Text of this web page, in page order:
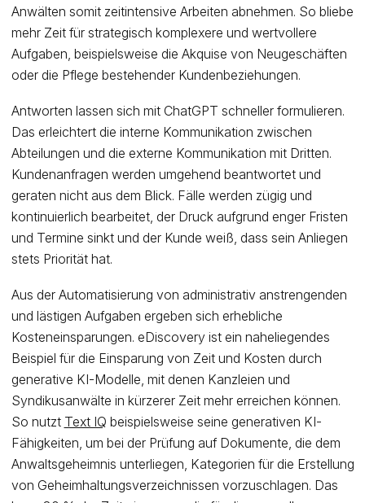
Anwälten somit zeitintensive Arbeiten abnehmen. So bliebe
mehr Zeit für strategisch komplexere und wertvollere
Aufgaben, beispielsweise die Akquise von Neugeschäften
oder die Pflege bestehender Kundenbeziehungen.
Antworten lassen sich mit ChatGPT schneller formulieren.
Das erleichtert die interne Kommunikation zwischen
Abteilungen und die externe Kommunikation mit Dritten.
Kundenanfragen werden umgehend beantwortet und
geraten nicht aus dem Blick. Fälle werden zügig und
kontinuierlich bearbeitet, der Druck aufgrund enger Fristen
und Termine sinkt und der Kunde weiß, dass sein Anliegen
stets Priorität hat.
Aus der Automatisierung von administrativ anstrengenden
und lästigen Aufgaben ergeben sich erhebliche
Kosteneinsparungen. eDiscovery ist ein naheliegendes
Beispiel für die Einsparung von Zeit und Kosten durch
generative KI-Modelle, mit denen Kanzleien und
Syndikusanwälte in kürzerer Zeit mehr erreichen können.
So nutzt Text IQ beispielsweise seine generativen KI-
Fähigkeiten, um bei der Prüfung auf Dokumente, die dem
Anwaltsgeheimnis unterliegen, Kategorien für die Erstellung
von Geheimhaltungsverzeichnissen vorzuschlagen. Das